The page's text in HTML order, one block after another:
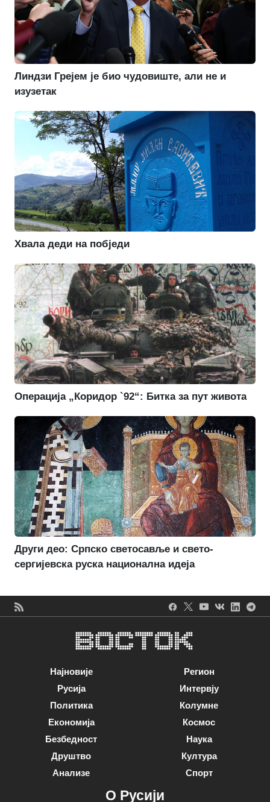
Линдзи Грејем је био чудовиште, али не и
изузетак
Хвала деди на побједи
Операција „Коридор `92“: Битка за пут живота
Други део: Српско светосавље и свето-
сергијевска руска национална идеја
Најновије
Русија
Политика
Економија
Безбедност
Друштво
Анализе
Регион
Интервју
Колумне
Космос
Наука
Култура
Спорт
О Русији